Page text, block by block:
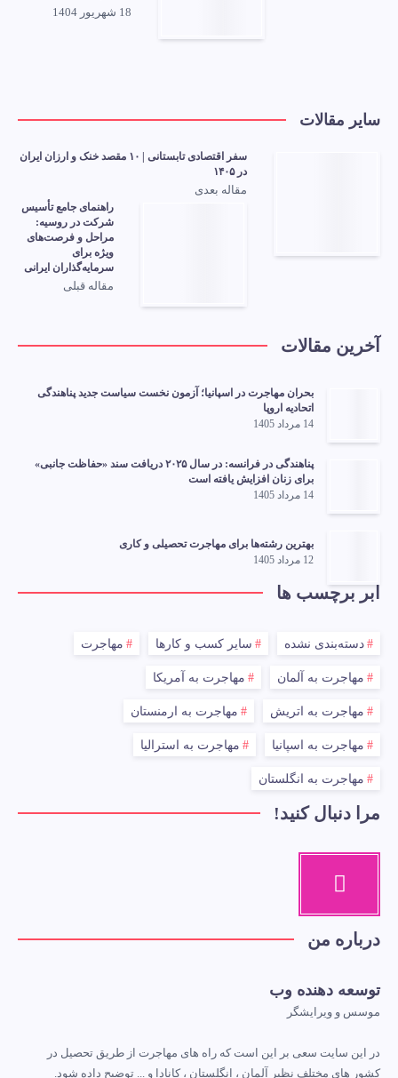
18 شهریور 1404
سایر مقالات
سفر اقتصادی تابستانی | ۱۰ مقصد خنک و ارزان ایران
در ۱۴۰۵
مقاله بعدی
راهنمای جامع تأسیس
شرکت در روسیه:
مراحل و فرصت‌های
ویژه برای
سرمایه‌گذاران ایرانی
مقاله قبلی
آخرین مقالات
بحران مهاجرت در اسپانیا؛ آزمون نخست سیاست جدید پناهندگی
اتحادیه اروپا
14 مرداد 1405
پناهندگی در فرانسه: در سال ۲۰۲۵ دریافت سند «حفاظت جانبی»
برای زنان افزایش یافته است
14 مرداد 1405
بهترین رشته‌ها برای مهاجرت تحصیلی و کاری
12 مرداد 1405
ابر برچسب ها
دسته‌بندی نشده سایر کسب و کارها مهاجرت
مهاجرت به آلمان مهاجرت به آمریکا
مهاجرت به اتریش مهاجرت به ارمنستان
مهاجرت به اسپانیا مهاجرت به استرالیا
مهاجرت به انگلستان
مرا دنبال کنید!
درباره من
توسعه دهنده وب
موسس و ویرایشگر
در این سایت سعی بر این است که راه های مهاجرت از طریق تحصیل در
کشور های مختلف نظیر آلمان ، انگلستان ، کانادا و ... توضیح داده شود.